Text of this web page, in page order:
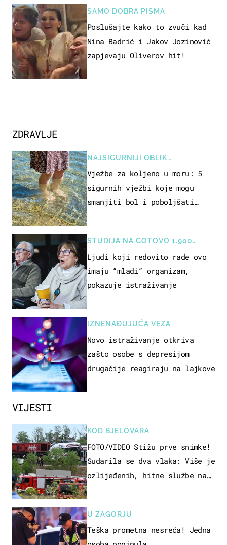
VIJESTI
KOD BJELOVARA
FOTO/VIDEO Stižu prve snimke!
Sudarila se dva vlaka: Više je
ozlijeđenih, hitne službe na
U ZAGORJU
Teška prometna nesreća! Jedna
SAMO DOBRA PISMA
Poslušajte kako to zvuči kad
Nina Badrić i Jakov Jozinović
zapjevaju Oliverov hit!
ZDRAVLJE
NAJSIGURNIJI OBLIK
REKREACIJE
Vježbe za koljeno u moru: 5
sigurnih vježbi koje mogu
smanjiti bol i poboljšati
STUDIJA NA GOTOVO 1.900
OSOBA
Ljudi koji redovito rade ovo
imaju “mlađi” organizam,
pokazuje istraživanje
IZNENAĐUJUĆA VEZA
Novo istraživanje otkriva
zašto osobe s depresijom
drugačije reagiraju na lajkove